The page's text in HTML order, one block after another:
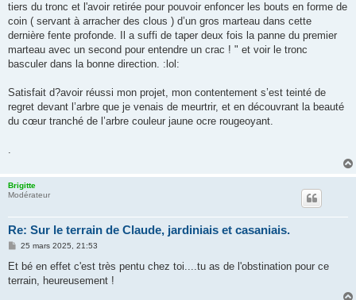
tiers du tronc et l'avoir retirée pour pouvoir enfoncer les bouts en forme de
coin ( servant à arracher des clous ) d’un gros marteau dans cette
dernière fente profonde. Il a suffi de taper deux fois la panne du premier
marteau avec un second pour entendre un crac ! " et voir le tronc
basculer dans la bonne direction. :lol:
Satisfait d?avoir réussi mon projet, mon contentement s’est teinté de
regret devant l’arbre que je venais de meurtrir, et en découvrant la beauté
du cœur tranché de l’arbre couleur jaune ocre rougeoyant.
.
Brigitte
Modérateur
Re: Sur le terrain de Claude, jardiniais et casaniais.
M
s
a
25 mars 2025, 21:53
Et bé en effet c'est très pentu chez toi....tu as de l'obstination pour ce
terrain, heureusement !